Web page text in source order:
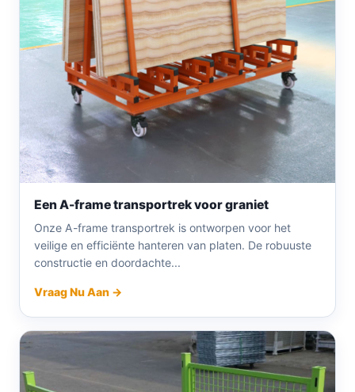
Een A-frame transportrek voor graniet
Onze A-frame transportrek is ontworpen voor het
veilige en efficiënte hanteren van platen. De robuuste
constructie en doordachte...
Vraag Nu Aan →